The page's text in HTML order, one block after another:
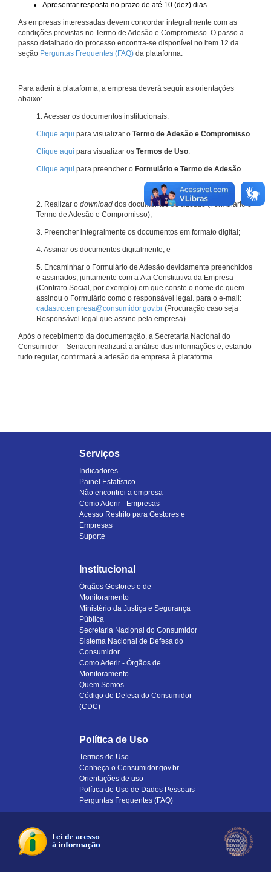
Apresentar resposta no prazo de até 10 (dez) dias.
As empresas interessadas devem concordar integralmente com as
condições previstas no Termo de Adesão e Compromisso. O passo a
passo detalhado do processo encontra-se disponível no item 12 da
seção Perguntas Frequentes (FAQ) da plataforma.
Para aderir à plataforma, a empresa deverá seguir as orientações
abaixo:
1. Acessar os documentos institucionais:
Clique aqui para visualizar o Termo de Adesão e Compromisso.
Clique aqui para visualizar os Termos de Uso.
Clique aqui para preencher o Formulário e Termo de Adesão
2. Realizar o download dos documentos de adesão (Formulário e
Termo de Adesão e Compromisso);
3. Preencher integralmente os documentos em formato digital;
4. Assinar os documentos digitalmente; e
5. Encaminhar o Formulário de Adesão devidamente preenchidos
e assinados, juntamente com a Ata Constitutiva da Empresa
(Contrato Social, por exemplo) em que conste o nome de quem
assinou o Formulário como o responsável legal. para o e-mail:
cadastro.empresa@consumidor.gov.br (Procuração caso seja
Responsável legal que assine pela empresa)
Após o recebimento da documentação, a Secretaria Nacional do
Consumidor – Senacon realizará a análise das informações e, estando
tudo regular, confirmará a adesão da empresa à plataforma.
Serviços
Indicadores
Painel Estatístico
Não encontrei a empresa
Como Aderir - Empresas
Acesso Restrito para Gestores e
Empresas
Suporte
Institucional
Órgãos Gestores e de
Monitoramento
Ministério da Justiça e Segurança
Pública
Secretaria Nacional do Consumidor
Sistema Nacional de Defesa do
Consumidor
Como Aderir - Órgãos de
Monitoramento
Quem Somos
Código de Defesa do Consumidor
(CDC)
Política de Uso
Termos de Uso
Conheça o Consumidor.gov.br
Orientações de uso
Política de Uso de Dados Pessoais
Perguntas Frequentes (FAQ)